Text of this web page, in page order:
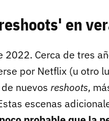
en
Cerca de tres
por Netflix (u otro
nuevos reshoots,
escenas